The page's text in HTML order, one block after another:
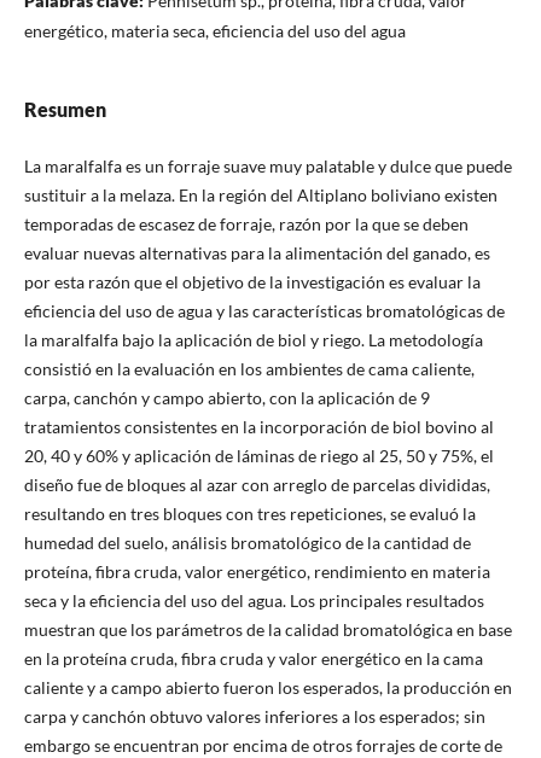
energético, materia seca, eficiencia del uso del agua
Resumen
La maralfalfa es un forraje suave muy palatable y dulce que puede
sustituir a la melaza. En la región del Altiplano boliviano existen
temporadas de escasez de forraje, razón por la que se deben
evaluar nuevas alternativas para la alimentación del ganado, es
por esta razón que el objetivo de la investigación es evaluar la
eficiencia del uso de agua y las características bromatológicas de
la maralfalfa bajo la aplicación de biol y riego. La metodología
consistió en la evaluación en los ambientes de cama caliente,
carpa, canchón y campo abierto, con la aplicación de 9
tratamientos consistentes en la incorporación de biol bovino al
20, 40 y 60% y aplicación de láminas de riego al 25, 50 y 75%, el
diseño fue de bloques al azar con arreglo de parcelas divididas,
resultando en tres bloques con tres repeticiones, se evaluó la
humedad del suelo, análisis bromatológico de la cantidad de
proteína, fibra cruda, valor energético, rendimiento en materia
seca y la eficiencia del uso del agua. Los principales resultados
muestran que los parámetros de la calidad bromatológica en base
en la proteína cruda, fibra cruda y valor energético en la cama
caliente y a campo abierto fueron los esperados, la producción en
carpa y canchón obtuvo valores inferiores a los esperados; sin
embargo se encuentran por encima de otros forrajes de corte de